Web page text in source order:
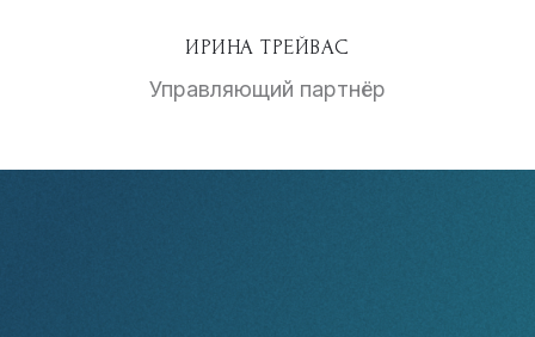
ИРИНА ТРЕЙВАС
Управляющий партнёр